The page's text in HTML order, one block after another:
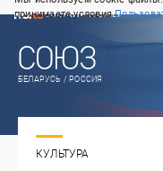
принимаете условия
СВЕЖИЙ НОМЕР
БЕЛАРУСЬ / РОССИЯ
КУЛЬТУРА